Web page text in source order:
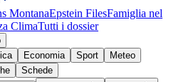
MontanaEpstein FilesFamiglia nel
ClimaTutti i dossier
Economia Sport
Meteo
Schede